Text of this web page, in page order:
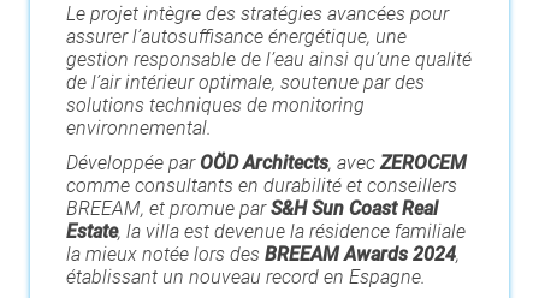
Le projet intègre des stratégies avancées pour
assurer l’autosuffisance énergétique, une
gestion responsable de l’eau ainsi qu’une qualité
de l’air intérieur optimale, soutenue par des
solutions techniques de monitoring
environnemental.
Développée par OÖD Architects, avec ZEROCEM
comme consultants en durabilité et conseillers
BREEAM, et promue parS&H Sun Coast Real
Estate, la villa est devenue la résidence familiale
la mieux notée lors des BREEAM Awards 2024,
établissant un nouveau record en Espagne.